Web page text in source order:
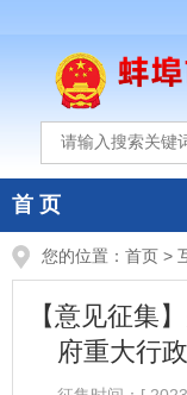
首 页
您的位置： 首页 >
【意见征集
府重大行